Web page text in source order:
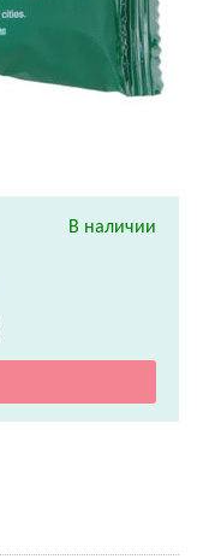
В наличии